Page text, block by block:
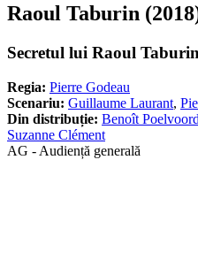
Raoul Taburin
Secretul lui Raoul Taburin
Regia: Pierre Godeau
Scenariu: Guillaume Laurant,
Din distribuție: Benoît
Suzanne Clément
AG - Audiență generală